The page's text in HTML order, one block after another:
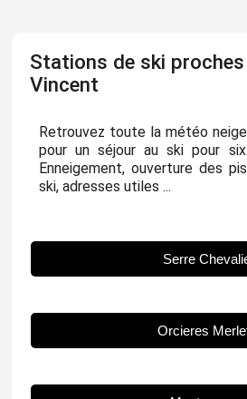
Stations de ski
Vincent
Retrouvez toute la météo
pour un séjour au ski pour
Enneigement, ouverture des
ski, adresses utiles ...
Serre
Orcieres